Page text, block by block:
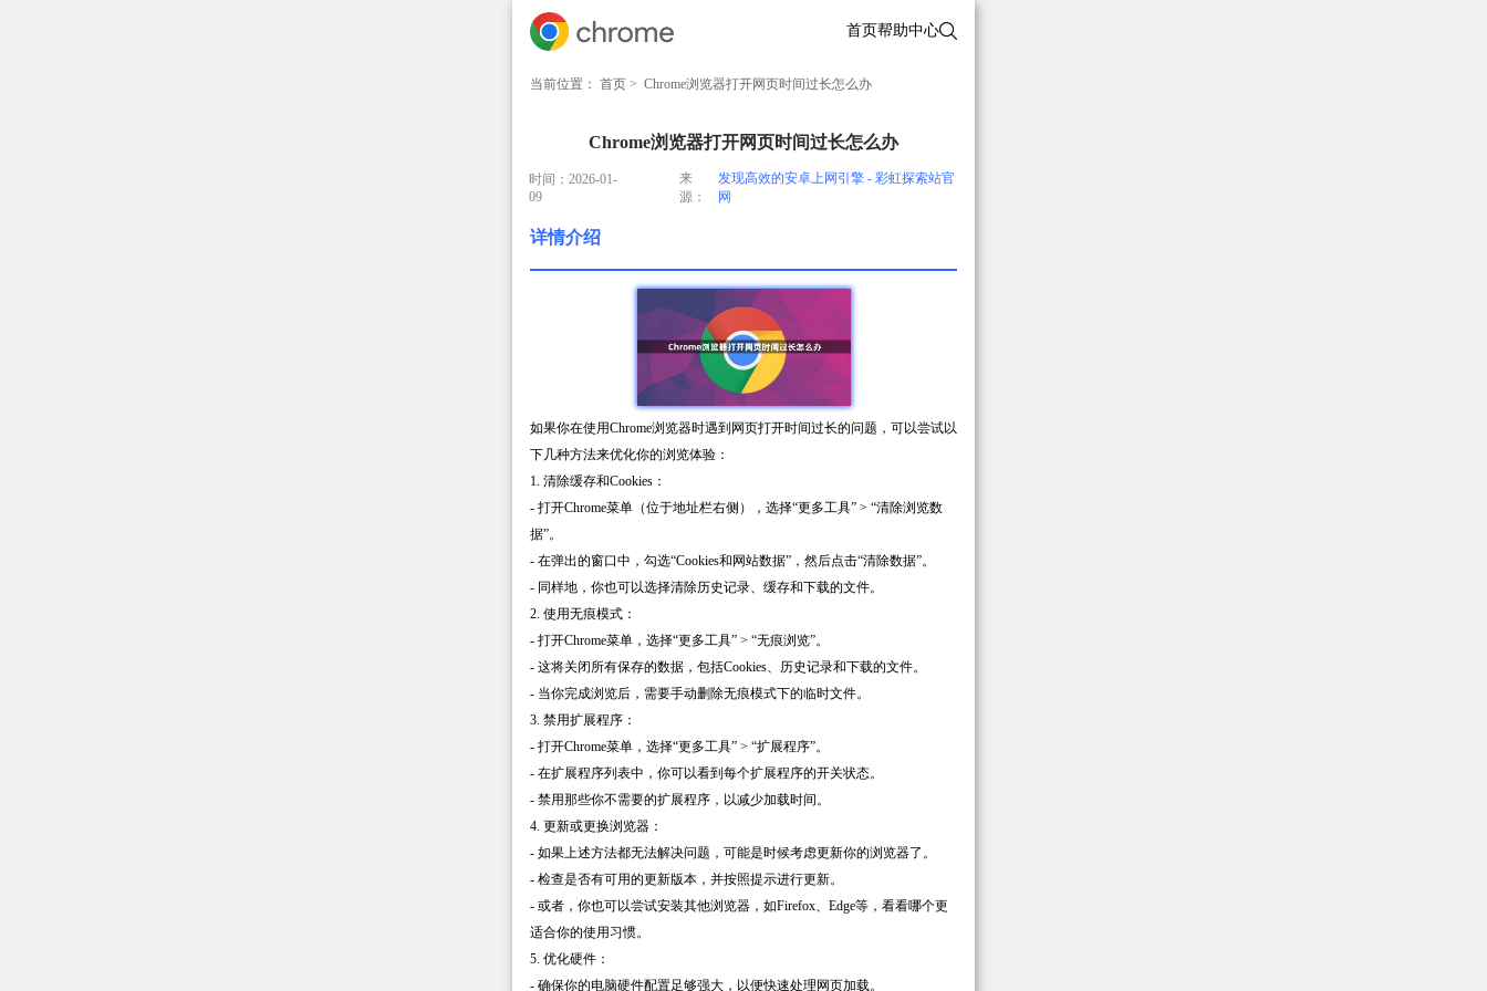
首页帮助中心
当前位置： 首页 > Chrome浏览器打开网页时间过长怎么办
Chrome浏览器打开网页时间过长怎么办
时间：2026-01-
09
来
源：
发现高效的安卓上网引擎 - 彩虹探索站官
网
详情介绍
如果你在使用Chrome浏览器时遇到网页打开时间过长的问题，可以尝试以
下几种方法来优化你的浏览体验：
1. 清除缓存和Cookies：
- 打开Chrome菜单（位于地址栏右侧），选择“更多工具” > “清除浏览数
据”。
- 在弹出的窗口中，勾选“Cookies和网站数据”，然后点击“清除数据”。
- 同样地，你也可以选择清除历史记录、缓存和下载的文件。
2. 使用无痕模式：
- 打开Chrome菜单，选择“更多工具” > “无痕浏览”。
- 这将关闭所有保存的数据，包括Cookies、历史记录和下载的文件。
- 当你完成浏览后，需要手动删除无痕模式下的临时文件。
3. 禁用扩展程序：
- 打开Chrome菜单，选择“更多工具” > “扩展程序”。
- 在扩展程序列表中，你可以看到每个扩展程序的开关状态。
- 禁用那些你不需要的扩展程序，以减少加载时间。
4. 更新或更换浏览器：
- 如果上述方法都无法解决问题，可能是时候考虑更新你的浏览器了。
- 检查是否有可用的更新版本，并按照提示进行更新。
- 或者，你也可以尝试安装其他浏览器，如Firefox、Edge等，看看哪个更
适合你的使用习惯。
5. 优化硬件：
- 确保你的电脑硬件配置足够强大，以便快速处理网页加载。